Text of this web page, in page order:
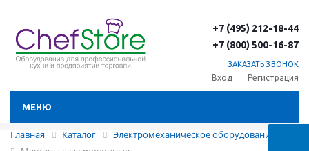
+7 (495) 212-18-44
+7 (800) 500-16-87
ЗАКАЗАТЬ ЗВОНОК
Вход Регистрация
МЕНЮ
Главная Каталог
Электромеханическое оборудование